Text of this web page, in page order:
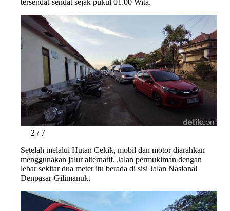
2 / 7
Setelah melalui Hutan Cekik, mobil dan motor diarahkan
menggunakan jalur alternatif. Jalan permukiman dengan
lebar sekitar dua meter itu berada di sisi Jalan Nasional
Denpasar-Gilimanuk.